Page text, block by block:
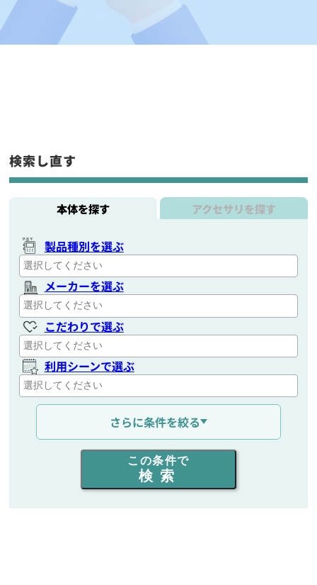
検索し直す
本体を探す アクセサリを探す
製品種別を選ぶ
メーカーを選ぶ
こだわりで選ぶ
利用シーンで選ぶ
通信距離を選ぶ
出力を選ぶ
同時通話人数を選ぶ
さらに条件を絞る
この条件で
検索